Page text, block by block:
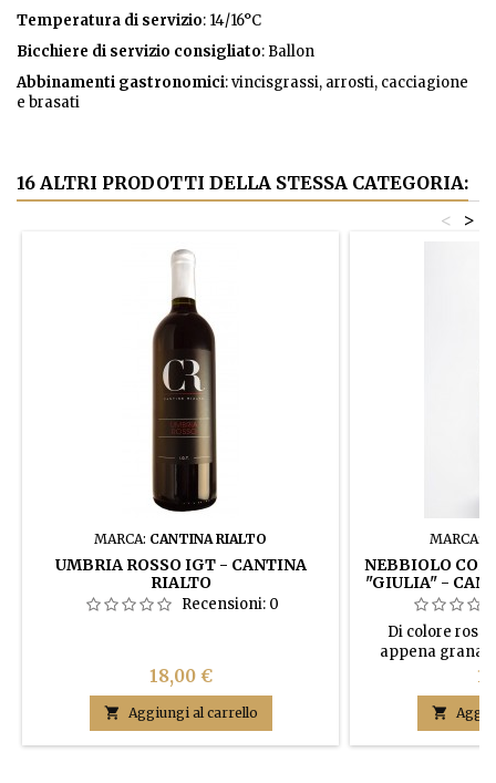
Temperatura di servizio: 14/16°C
Bicchiere di servizio consigliato: Ballon
Abbinamenti gastronomici: vincisgrassi, arrosti, cacciagione
e brasati
16 ALTRI PRODOTTI DELLA STESSA CATEGORIA:
>
<
MARCA: CANTINA RIALTO
UMBRIA ROSSO IGT - CANTINA
RIALTO
Recensioni: 0
Prezzo
18,00 €
 Aggiungi al carrello
MARCA:
NEBBIOLO
"GIULIA" -
Di colore
appena
intenso,
olfattivo
che tende a
stato evolutivo,
come lampone,
